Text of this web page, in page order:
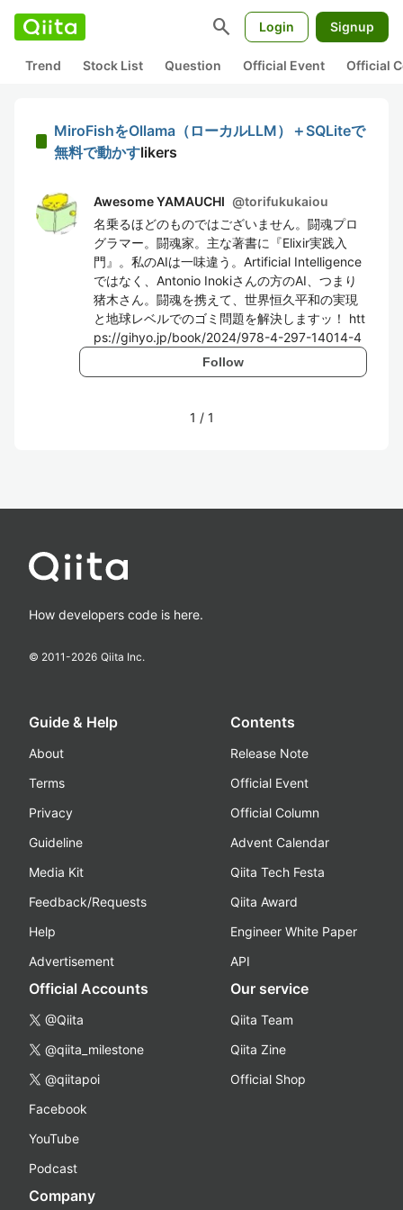
search Login Signup
Trend Stock List Question Official Event Official
MiroFishをOllama（ローカルLLM）＋SQLiteで
無料で動かすlikers
Awesome YAMAUCHI @torifukukaiou
名乗るほどのものではございません。闘魂プロ
グラマー。闘魂家。主な著書に『Elixir実践入
門』。私のAIは一味違う。Artificial Intelligence
ではなく、Antonio Inokiさんの方のAI、つまり
猪木さん。闘魂を携えて、世界恒久平和の実現
と地球レベルでのゴミ問題を解決しますッ！ htt
ps://gihyo.jp/book/2024/978-4-297-14014-4
Follow
1 / 1
How developers code is here.
© 2011-2026 Qiita Inc.
Guide & Help
About
Terms
Privacy
Guideline
Media Kit
Feedback/Requests
Help
Advertisement
Contents
Release Note
Official Event
Official Column
Advent Calendar
Qiita Tech Festa
Qiita Award
Engineer White Paper
API
Official Accounts
@Qiita
@qiita_milestone
@qiitapoi
Facebook
YouTube
Podcast
Our service
Qiita Team
Qiita Zine
Official Shop
Company